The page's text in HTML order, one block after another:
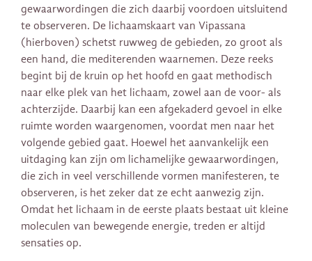
gewaarwordingen die zich daarbij voordoen uitsluitend
te observeren. De lichaamskaart van Vipassana
(hierboven) schetst ruwweg de gebieden, zo groot als
een hand, die mediterenden waarnemen. Deze reeks
begint bij de kruin op het hoofd en gaat methodisch
naar elke plek van het lichaam, zowel aan de voor- als
achterzijde. Daarbij kan een afgekaderd gevoel in elke
ruimte worden waargenomen, voordat men naar het
volgende gebied gaat. Hoewel het aanvankelijk een
uitdaging kan zijn om lichamelijke gewaarwordingen,
die zich in veel verschillende vormen manifesteren, te
observeren, is het zeker dat ze echt aanwezig zijn.
Omdat het lichaam in de eerste plaats bestaat uit kleine
moleculen van bewegende energie, treden er altijd
sensaties op.